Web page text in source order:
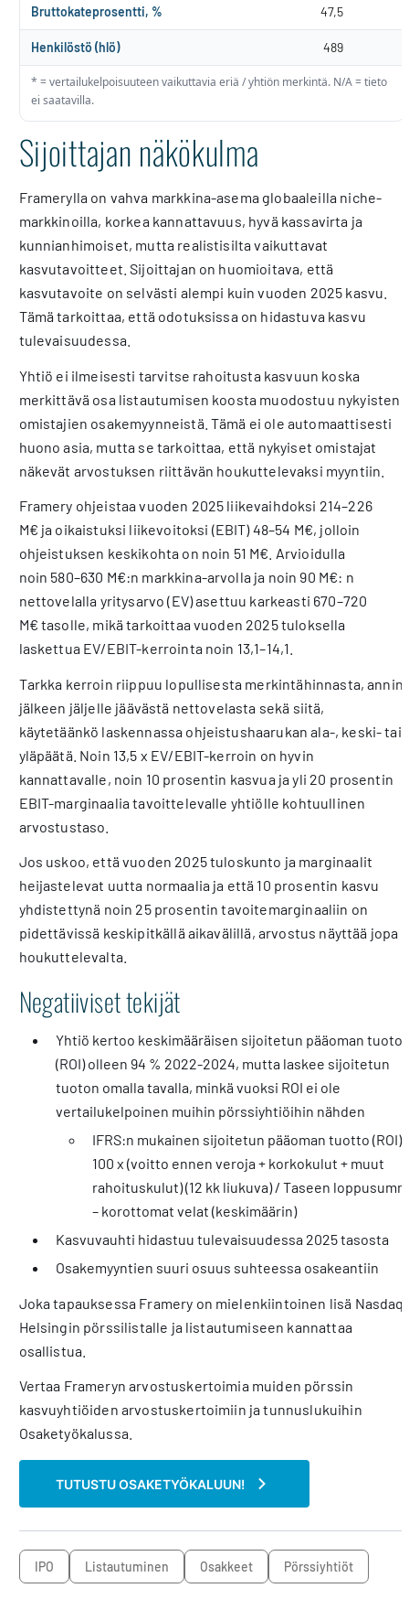
Bruttokateprosentti, % 47,5
Henkilöstö (hlö) 489
* = vertailukelpoisuuteen vaikuttavia eriä / yhtiön merkintä. N/A = tieto
ei saatavilla.
Sijoittajan näkökulma
Framerylla on vahva markkina-asema globaaleilla niche-
markkinoilla, korkea kannattavuus, hyvä kassavirta ja
kunnianhimoiset, mutta realistisilta vaikuttavat
kasvutavoitteet. Sijoittajan on huomioitava, että
kasvutavoite on selvästi alempi kuin vuoden 2025 kasvu.
Tämä tarkoittaa, että odotuksissa on hidastuva kasvu
tulevaisuudessa.
Yhtiö ei ilmeisesti tarvitse rahoitusta kasvuun koska
merkittävä osa listautumisen koosta muodostuu nykyisten
omistajien osakemyynneistä. Tämä ei ole automaattisesti
huono asia, mutta se tarkoittaa, että nykyiset omistajat
näkevät arvostuksen riittävän houkuttelevaksi myyntiin.
Framery ohjeistaa vuoden 2025 liikevaihdoksi 214–226
M€ ja oikaistuksi liikevoitoksi (EBIT) 48–54 M€, jolloin
ohjeistuksen keskikohta on noin 51 M€. Arvioidulla
noin 580–630 M€:n markkina-arvolla ja noin 90 M€: n
nettovelalla yritysarvo (EV) asettuu karkeasti 670–720
M€ tasolle, mikä tarkoittaa vuoden 2025 tuloksella
laskettua EV/EBIT-kerrointa noin 13,1–14,1.
Tarkka kerroin riippuu lopullisesta merkintähinnasta, annin
jälkeen jäljelle jäävästä nettovelasta sekä siitä,
käytetäänkö laskennassa ohjeistushaarukan ala-, keski- tai
yläpäätä. Noin 13,5 x EV/EBIT-kerroin on hyvin
kannattavalle, noin 10 prosentin kasvua ja yli 20 prosentin
EBIT-marginaalia tavoittelevalle yhtiölle kohtuullinen
arvostustaso.
Jos uskoo, että vuoden 2025 tuloskunto ja marginaalit
heijastelevat uutta normaalia ja että 10 prosentin kasvu
yhdistettynä noin 25 prosentin tavoitemarginaaliin on
pidettävissä keskipitkällä aikavälillä, arvostus näyttää jopa
houkuttelevalta.
Negatiiviset tekijät
Yhtiö kertoo keskimääräisen sijoitetun pääoman
(ROI) olleen 94 % 2022-2024, mutta laskee sijoitetun
tuoton omalla tavalla, minkä vuoksi ROI ei ole
vertailukelpoinen muihin pörssiyhtiöihin nähden
IFRS:n mukainen sijoitetun pääoman tuotto (ROI)
100 x (voitto ennen veroja + korkokulut + muut
rahoituskulut) (12 kk liukuva) / Taseen
– korottomat velat (keskimäärin)
Kasvuvauhti hidastuu tulevaisuudessa 2025 tasosta
Osakemyyntien suuri osuus suhteessa osakeantiin
Joka tapauksessa Framery on mielenkiintoinen lisä Nasdaq
Helsingin pörssilistalle ja listautumiseen kannattaa
osallistua.
Vertaa Frameryn arvostuskertoimia muiden pörssin
kasvuyhtiöiden arvostuskertoimiin ja tunnuslukuihin
Osaketyökalussa.
TUTUSTU OSAKETYÖKALUUN!
IPO listautuminen osakkeet pörssiyhtiöt